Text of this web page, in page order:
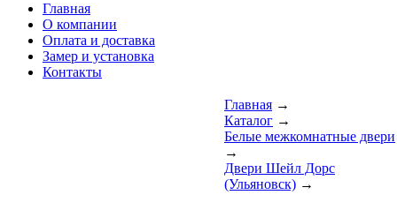
Главная
О компании
Оплата и доставка
Замер и установка
Контакты
Главная →
Каталог →
Белые межкомнатные двери
→
Двери Шейл Дорс
(Ульяновск) →